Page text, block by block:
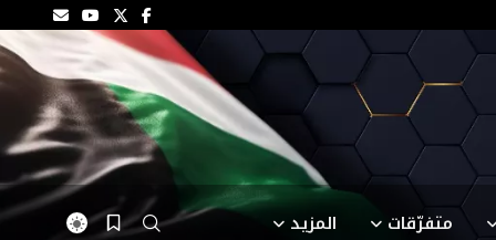
متفرّقات المزيد